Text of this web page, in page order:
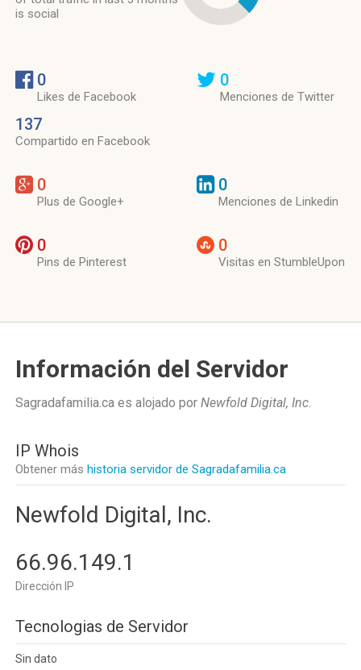
is social
0
Likes de Facebook
137
Compartido en Facebook
0
Menciones de Twitter
0
Plus de Google+
0
Menciones de Linkedin
0
Pins de Pinterest
0
Visitas en StumbleUpon
Información del Servidor
Sagradafamilia.ca es alojado por Newfold Digital, Inc.
IP Whois
Obtener más historia servidor de Sagradafamilia.ca
Newfold Digital, Inc.
66.96.149.1
Dirección IP
Tecnologias de Servidor
Sin dato